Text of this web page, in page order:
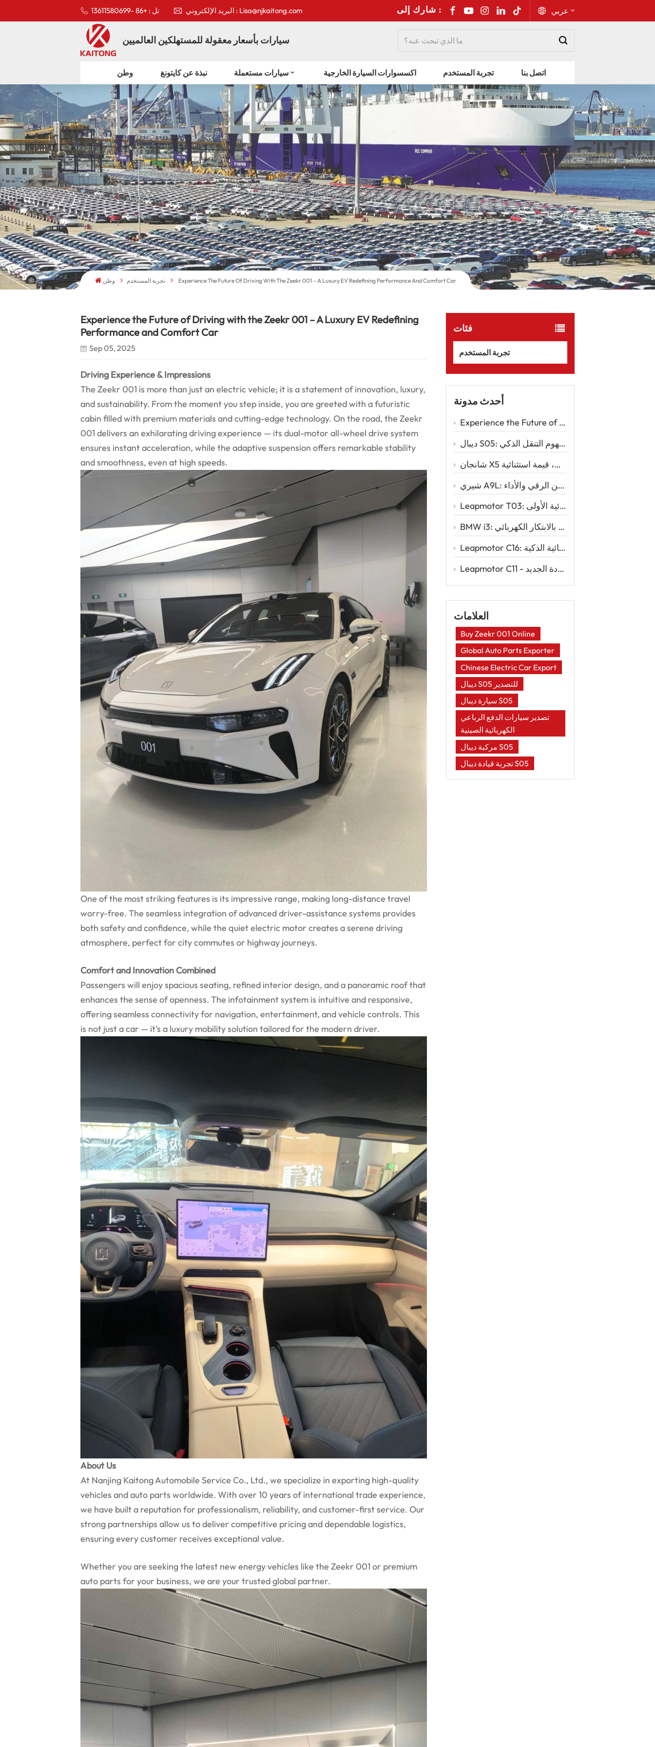
تل : +86 -13611580699 البريد الإلكتروني : Lisa@njkaitong.com شارك إلى : عربي
Русский
Español
Português
عربي
kiswahili
سيارات بأسعار معقولة للمستهلكين العالميين
وطن نبذة عن كايتونغ سيارات مستعملة اكسسوارات السيارة الخارجية تجربة المستخدم اتصل بنا
وطن تجربة المستخدم Experience The Future Of Driving With The Zeekr 001 – A Luxury EV Redefining Performance And Comfort Car
فئات
تجربة المستخدم
أحدث مدونة
Experience the Future of Driving with the Zeekr 001 – A Luxury EV Redefining Performance and Comfort Car
ديبال S05: سيارة الدفع الرباعي الكهربائية الأنيقة التي تُعيد تعريف مفهوم التنقل الذكي
شانجان X5 بلس: تصميم رياضي، أداء قوي، قيمة استثنائية
شيري A9L: المزيج المثالي بين الرقي والأداء
Leapmotor T03: السيارة الكهربائية الذكية للقيادة الكهربائية الأولى
BMW i3: الأناقة الحضرية تلتقي بالابتكار الكهربائي
Leapmotor C16: إعادة تعريف السفر العائلي مع قوة السيارات الكهربائية الذكية
Leapmotor C11 - سيارة رياضية متعددة الاستخدامات كهربائية ذكية لعصر القيادة الجديد
العلامات
Buy Zeekr 001 Online
Global Auto Parts Exporter
Chinese Electric Car Export
ديبال S05 للتصدير
سيارة ديبال S05
تصدير سيارات الدفع الرباعي
الكهربائية الصينية
مركبة ديبال S05
تجربة قيادة ديبال S05
Experience the Future of Driving with the Zeekr 001 – A Luxury EV Redefining
Performance and Comfort Car
Sep 05, 2025
Driving Experience & Impressions
The Zeekr 001 is more than just an electric vehicle; it is a statement of innovation, luxury,
and sustainability. From the moment you step inside, you are greeted with a futuristic
cabin filled with premium materials and cutting-edge technology. On the road, the Zeekr
001 delivers an exhilarating driving experience — its dual-motor all-wheel drive system
ensures instant acceleration, while the adaptive suspension offers remarkable stability
and smoothness, even at high speeds.
One of the most striking features is its impressive range, making long-distance travel
worry-free. The seamless integration of advanced driver-assistance systems provides
both safety and confidence, while the quiet electric motor creates a serene driving
atmosphere, perfect for city commutes or highway journeys.
Comfort and Innovation Combined
Passengers will enjoy spacious seating, refined interior design, and a panoramic roof that
enhances the sense of openness. The infotainment system is intuitive and responsive,
offering seamless connectivity for navigation, entertainment, and vehicle controls. This
is not just a car — it’s a luxury mobility solution tailored for the modern driver.
About Us
At Nanjing Kaitong Automobile Service Co., Ltd., we specialize in exporting high-quality
vehicles and auto parts worldwide. With over 10 years of international trade experience,
we have built a reputation for professionalism, reliability, and customer-first service. Our
strong partnerships allow us to deliver competitive pricing and dependable logistics,
ensuring every customer receives exceptional value.
Whether you are seeking the latest new energy vehicles like the Zeekr 001 or premium
auto parts for your business, we are your trusted global partner.